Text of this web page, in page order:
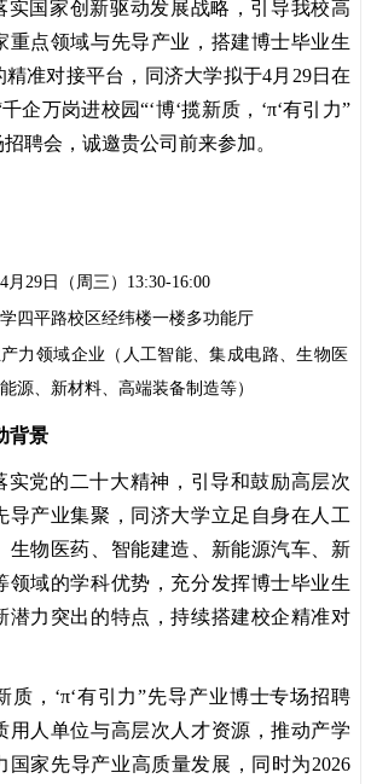
实国家创新驱动发展战略，引导我校高
重点领域与先导产业，搭建博士毕业生
准对接平台，同济大学拟于4月29日在
企万岗进校园“‘博‘揽新质，‘π‘有引力”
聘会，诚邀贵公司前来参加。
月29日（周三）13:30-16:00
四平路校区经纬楼一楼多功能厅
力领域企业（人工智能、集成电路、生物医
源、新材料、高端装备制造等）
背景
实党的二十大精神，引导和鼓励高层次
导产业集聚，同济大学立足自身在人工
生物医药、智能建造、新能源汽车、新
领域的学科优势，充分发挥博士毕业生
潜力突出的特点，持续搭建校企精准对
质，‘π‘有引力”先导产业博士专场招聘
用人单位与高层次人才资源，推动产学
国家先导产业高质量发展，同时为2026